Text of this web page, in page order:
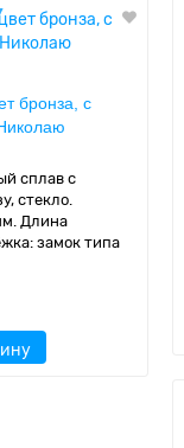
бронза, с
сплав с
стекло.
Длина
замок типа